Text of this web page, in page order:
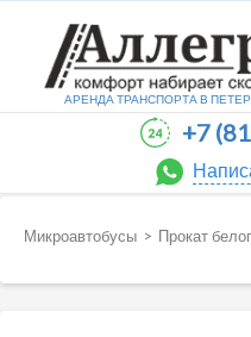
АРЕНДА ТРАНСПОРТА В
+7
Микроавтобусы > Прокат